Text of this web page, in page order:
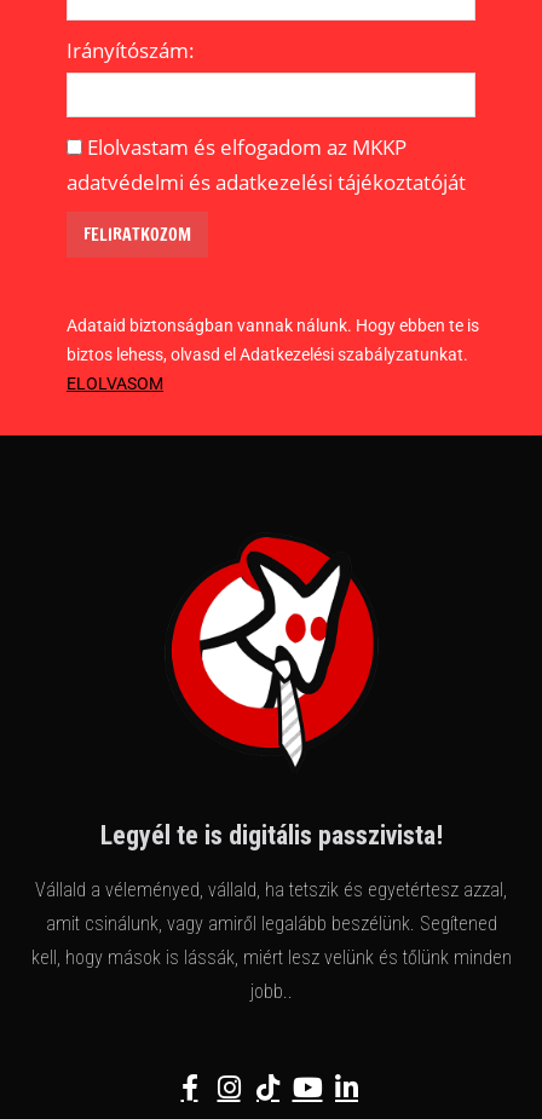
Irányítószám:
Elolvastam és elfogadom az MKKP
adatvédelmi és adatkezelési tájékoztatóját
Adataid biztonságban vannak nálunk. Hogy ebben te is
biztos lehess, olvasd el Adatkezelési szabályzatunkat.
ELOLVASOM
Legyél te is digitális passzivista!
Vállald a véleményed, vállald, ha tetszik és egyetértesz azzal,
amit csinálunk, vagy amiről legalább beszélünk. Segítened
kell, hogy mások is lássák, miért lesz velünk és tőlünk minden
jobb..